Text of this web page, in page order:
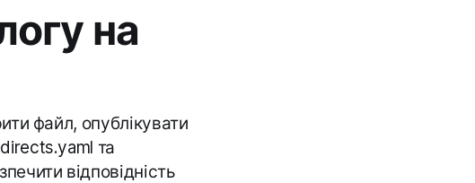
на
файл, опублікувати
та
відповідність